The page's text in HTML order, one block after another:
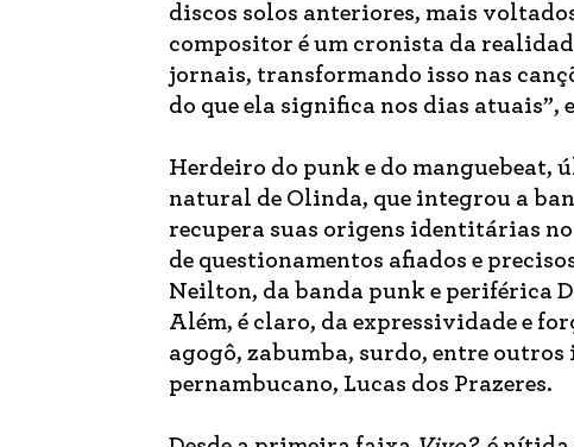
discos solos anteriores, mais
compositor é um cronista da
jornais, transformando isso nas
do que ela significa nos dias atuais”,
Herdeiro do punk e do manguebeat,
natural de Olinda, que integrou a
recupera suas origens identitárias
de questionamentos afiados e
Neilton, da banda punk e periférica
Além, é claro, da expressividade e
agogô, zabumba, surdo, entre
pernambucano, Lucas dos Prazeres.